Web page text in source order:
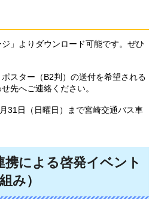
ジ」よりダウンロード可能です。ぜひ
スター（B2判）の送付を希望される
先へご連絡ください。
31日（日曜日）まで宮崎交通バス車
携による啓発イベント
み）